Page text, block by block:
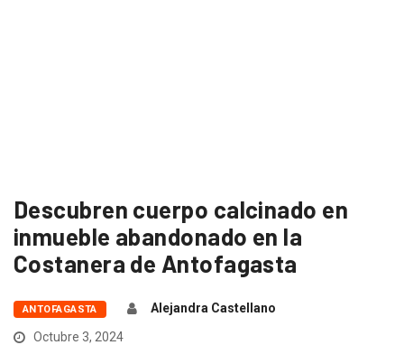
Descubren cuerpo calcinado en
inmueble abandonado en la
Costanera de Antofagasta
ANTOFAGASTA
Alejandra Castellano
Octubre 3, 2024